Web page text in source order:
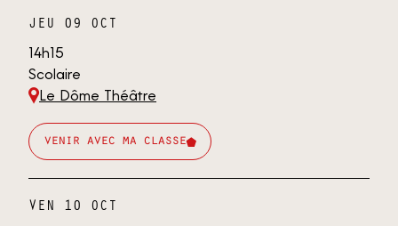
JEU 09 OCT
14h15
Scolaire
Le Dôme Théâtre
venir avec ma classe
VEN 10 OCT